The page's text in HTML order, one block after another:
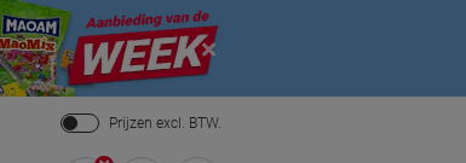
Close
Prijzen excl. BTW.